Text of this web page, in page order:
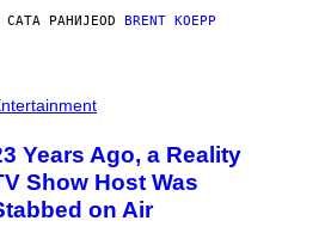
САТА РАНИЈЕOD BRENT KOEPP
Years Ago, a Reality
Show Host Was
on Air